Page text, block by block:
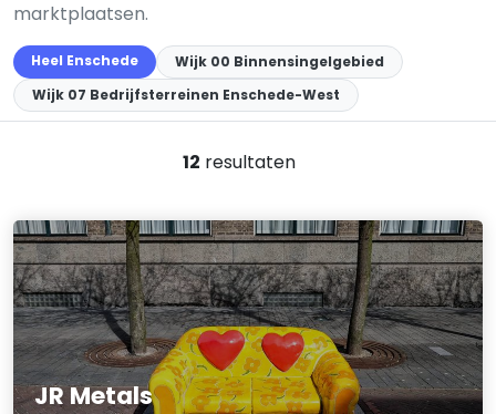
marktplaatsen.
Heel Enschede
Wijk 00 Binnensingelgebied
Wijk 07 Bedrijfsterreinen Enschede-West
12 resultaten
JR Metals